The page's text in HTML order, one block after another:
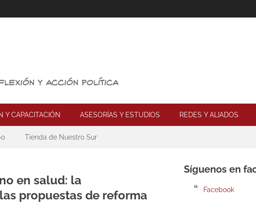
Y CAPACITACIÓN ASESORÍAS Y ESTUDIOS REDES Y ALIADOS
Tienda de Nuestro Sur
en salud: la
propuestas de reforma
Síguenos en
Facebook